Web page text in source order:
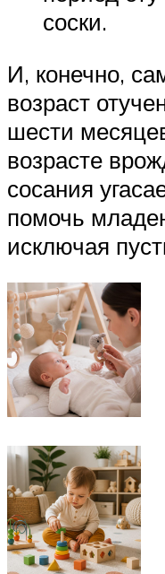
соски.
И, конечно,
возраст
шести
возрасте
сосания
помочь
исключая